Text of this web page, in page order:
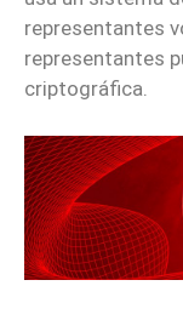
representantes
representantes
criptográfica.